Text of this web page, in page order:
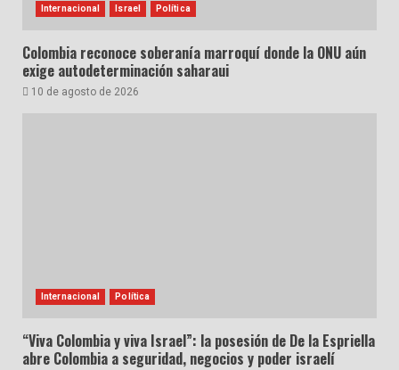
Internacional Israel Política
Colombia reconoce soberanía marroquí donde la ONU aún
exige autodeterminación saharaui
10 de agosto de 2026
Internacional Política
“Viva Colombia y viva Israel”: la posesión de De la Espriella
abre Colombia a seguridad, negocios y poder israelí